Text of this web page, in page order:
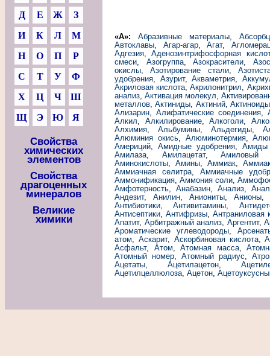
Д
Е Ж
З
И
К Л
М
Н
О П
Р
С
Т У
Ф
Х
Ц Ч
Ш
Щ
Э Ю Я
Свойства
химических
элементов
Свойства
драгоценных
минералов
Великие
химики
«А»: Абразивные материалы,
Автоклавы, Агар-агар, Агат,
Адгезия,Аденозинтрифосфорная
смеси, Азогруппа,Азокрасители,
окислы,Азотирование стали,
удобрения, Азурит, Акваметрия,
Акриловая кислота,Акрилонитрил,
анализ, Активация молекул,
металлов,Актиниды, Актиний,Актиноиды
Ализарин, Алифатические соединения,
Алкил, Алкилирование,Алкоголи,
Алхимия, Альбумины, Альдегиды,
Алюминия окись, Алюминотермия,
Америций, Амидные удобрения, Амиды
Амилаза, Амилацетат,Амиловый
Аминокислоты,Амины,Аммиак,
Аммиачная селитра, Аммиачные
Аммонификация, Аммония соли,
Амфотерность, Анабазин, Анализ,
Андезит,Анилин,Аниониты,Анионы
Антибиотики,Антивитамины,
Антисептики, Антифризы, Антраниловая
Апатит, Арбитражный анализ, Аргентит,
Ароматические углеводороды,
атом, Аскарит, Аскорбиновая кислота,
Асфальт, Атом,Атомная масса,
Атомный номер, Атомный радиус,
Ацетаты, Ацетилацетон,
Ацетилцеллюлоза, Ацетон,